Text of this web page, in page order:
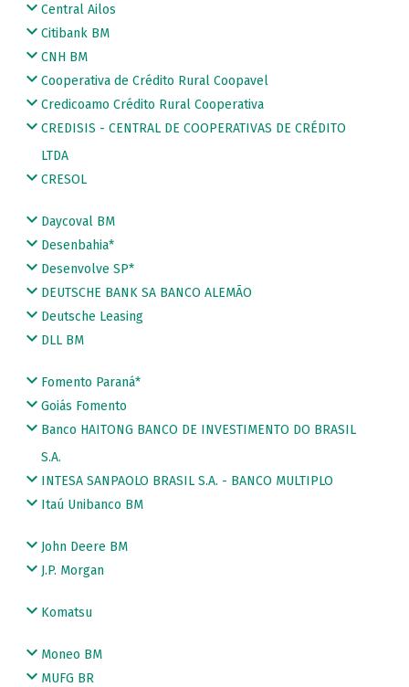
Central Ailos
Citibank BM
CNH BM
Cooperativa de Crédito Rural Coopavel
Credicoamo Crédito Rural Cooperativa
CREDISIS - CENTRAL DE COOPERATIVAS DE CRÉDITO
LTDA
CRESOL
Daycoval BM
Desenbahia*
Desenvolve SP*
DEUTSCHE BANK SA BANCO ALEMÃO
Deutsche Leasing
DLL BM
Fomento Paraná*
Goiás Fomento
Banco HAITONG BANCO DE INVESTIMENTO DO BRASIL
S.A.
INTESA SANPAOLO BRASIL S.A. - BANCO MULTIPLO
Itaú Unibanco BM
John Deere BM
J.P. Morgan
Komatsu
Moneo BM
MUFG BR